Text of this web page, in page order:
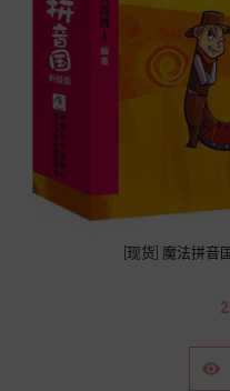
[现货] 魔法拼音
